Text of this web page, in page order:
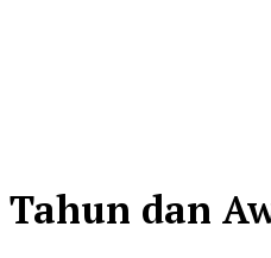
dan